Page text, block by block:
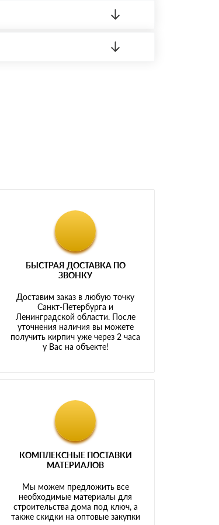
БЫСТРАЯ ДОСТАВКА ПО
ЗВОНКУ
Доставим заказ в любую точку
Санкт-Петербурга и
Ленинградской области. После
уточнения наличия вы можете
получить кирпич уже через 2 часа
у Вас на объекте!
КОМПЛЕКСНЫЕ ПОСТАВКИ
МАТЕРИАЛОВ
Мы можем предложить все
необходимые материалы для
строительства дома под ключ, а
также скидки на оптовые закупки